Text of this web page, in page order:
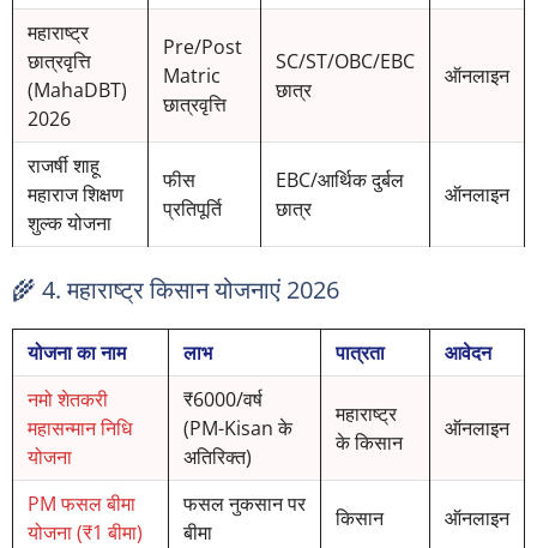
महाराष्ट्र
छात्रवृत्ति
(MahaDBT)
2026
Pre/Post
Matric
छात्रवृत्ति
SC/ST/OBC/EBC
छात्र
ऑनलाइन
राजर्षी शाहू
महाराज शिक्षण
शुल्क योजना
फीस
प्रतिपूर्ति
EBC/आर्थिक दुर्बल
छात्र
ऑनलाइन
🌾 4. महाराष्ट्र किसान योजनाएं 2026
योजना का नाम लाभ पात्रता
आवेदन
नमो शेतकरी
महासन्मान निधि
योजना
₹6000/वर्ष
(PM-Kisan के
अतिरिक्त)
महाराष्ट्र
के किसान
ऑनलाइन
PM फसल बीमा
योजना (₹1 बीमा)
फसल नुकसान पर
बीमा
किसान ऑनलाइन